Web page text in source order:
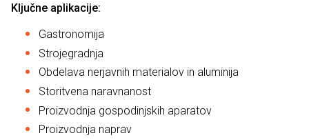
Ključne aplikacije:
Gastronomija
Strojegradnja
Obdelava nerjavnih materialov in aluminija
Storitvena naravnanost
Proizvodnja gospodinjskih aparatov
Proizvodnja naprav